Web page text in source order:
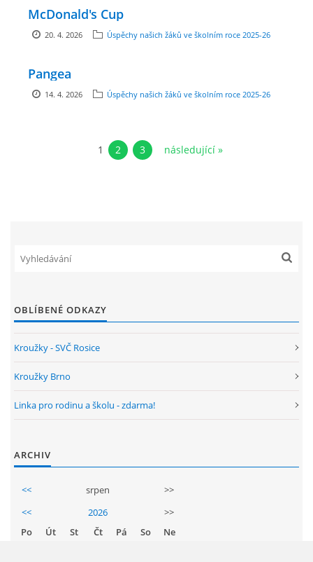
JAK MOTIVOVAT DÍTĚ KE ČTENÍ
REZERVAČNÍ SYSTÉM SPORTOVNÍ HALY
NEPOTŘEBNÝ MAJETEK
Zbraslav
PSČ 664 84
McDonald's Cup
20. 4. 2026 Úspěchy našich žáků ve školním roce 2025-26
Pangea
14. 4. 2026 Úspěchy našich žáků ve školním roce 2025-26
1 2 3 následující »
OBLÍBENÉ ODKAZY
Kroužky - SVČ Rosice
Kroužky Brno
Linka pro rodinu a školu - zdarma!
ARCHIV
<< srpen
>>
<<
2026
>>
Po
Út St Čt Pá So
Ne